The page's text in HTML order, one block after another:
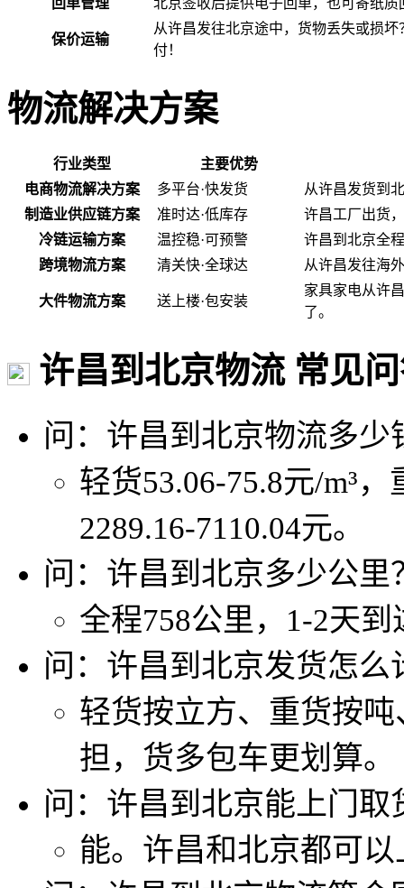
保价运输
从许昌发往北京途中，货物丢失或损
付！
物流解决方案
行业类型
主要优势
电商物流解决方案
多平台·快发货
从许昌发货到
制造业供应链方案
准时达·低库存
许昌工厂出货
冷链运输方案
温控稳·可预警
许昌到北京全
跨境物流方案
清关快·全球达 从许昌发往海
大件物流方案 送上楼·包安装
家具家电从许
了。
许昌到北京物流 常见
问：许昌到北京物流多少
轻货53.06-75.8元/m³
2289.16-7110.04元。
问：许昌到北京多少公里
全程758公里，1-2天
问：许昌到北京发货怎么
轻货按立方、重货按
担，货多包车更划算。
问：许昌到北京能上门取
能。许昌和北京都可